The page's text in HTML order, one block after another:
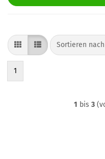
Sortieren nach
Sortieren nach
1
1 bis 3